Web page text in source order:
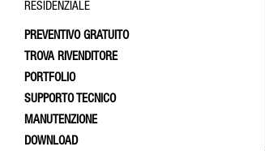
RESIDENZIALE
PREVENTIVO GRATUITO
TROVA RIVENDITORE
PORTFOLIO
SUPPORTO TECNICO
MANUTENZIONE
DOWNLOAD